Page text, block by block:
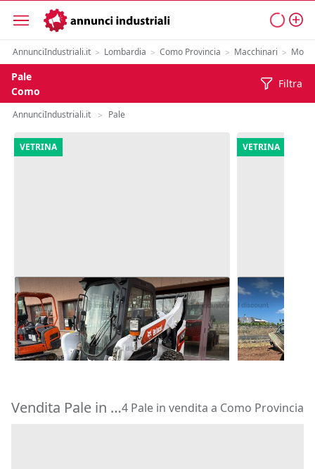
AnnunciIndustriali.it > Lombardia > Como Provincia > Macchinari >
Pale
Como
Filtra
AnnunciIndustriali.it > Pale
VETRINA
4#10300 Minipala Bobcat S76
Montegridolfo (Rimini)
28.000 €
VETRINA
8#9932
Potenza
13.500 €
Vendita Pale in Provincia di Como4 Pale in vendita a Como Provincia